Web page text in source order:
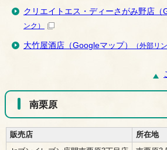
クリエイトエス・ディーさがみ野店（
ンク）
大竹屋酒店（Googleマップ） （外部リ
南栗原
販売店 所在地